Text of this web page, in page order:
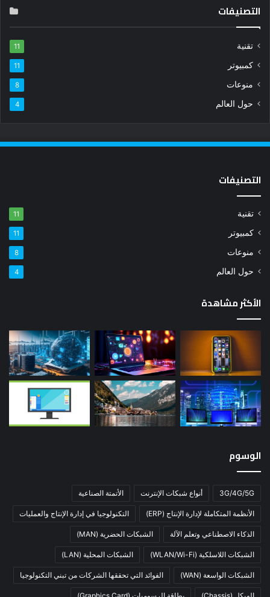
التصنيفات
تقنية 11
كمبيوتر 11
منوعات 8
حول العالم 4
التصنيفات
تقنية 11
كمبيوتر 11
منوعات 8
حول العالم 4
الأكثر مشاهدة
الوسوم
3G/4G/5G أنواع شبكات الإنترنت الأتمتة الصناعية
الأنظمة المتكاملة لإدارة الإنتاج (ERP) التكنولوجيا في إدارة الإنتاج والعمليات
الذكاء الاصطناعي وتعلم الآلة الشبكات الحضرية (MAN)
الشبكات اللاسلكية (WLAN/Wi-Fi) الشبكات المحلية (LAN)
الشبكات الواسعة (WAN) الفوائد التي تحققها الشركات من تبني التكنولوجيا